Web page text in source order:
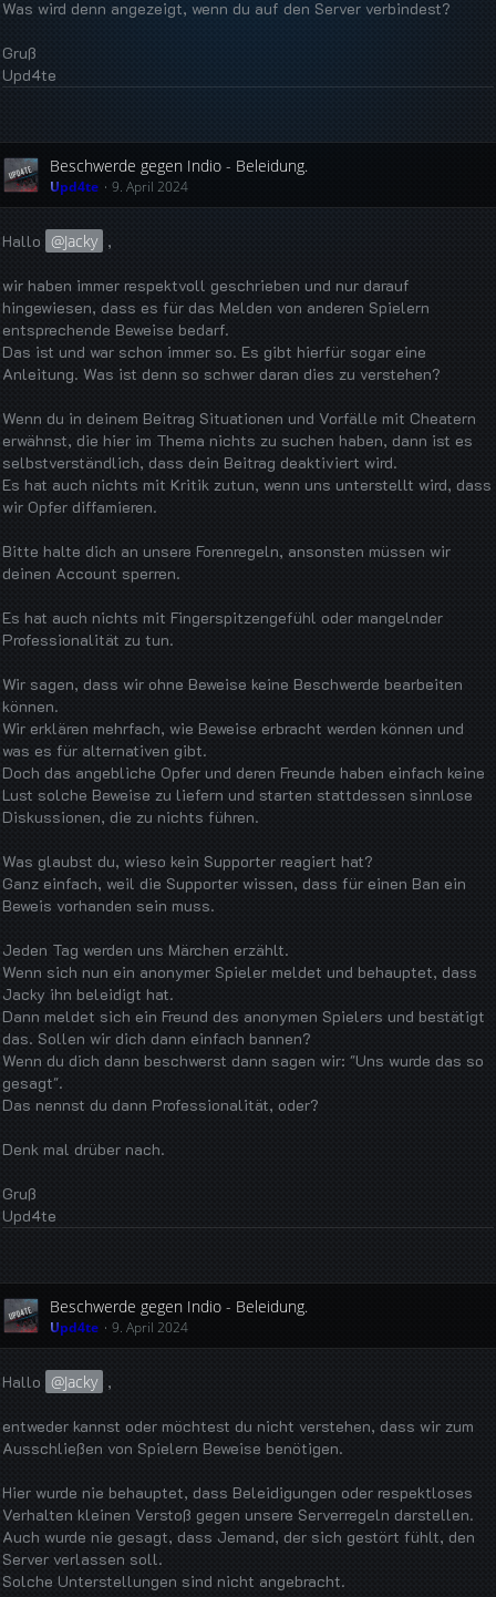
Was wird denn angezeigt, wenn du auf den Server verbindest?
Gruß
Upd4te
Beschwerde gegen Indio - Beleidung.
Upd4te 9. April 2024
Hallo Jacky ,
wir haben immer respektvoll geschrieben und nur darauf
hingewiesen, dass es für das Melden von anderen Spielern
entsprechende Beweise bedarf.
Das ist und war schon immer so. Es gibt hierfür sogar eine
Anleitung. Was ist denn so schwer daran dies zu verstehen?
Wenn du in deinem Beitrag Situationen und Vorfälle mit Cheatern
erwähnst, die hier im Thema nichts zu suchen haben, dann ist es
selbstverständlich, dass dein Beitrag deaktiviert wird.
Es hat auch nichts mit Kritik zutun, wenn uns unterstellt wird, dass
wir Opfer diffamieren.
Bitte halte dich an unsere Forenregeln, ansonsten müssen wir
deinen Account sperren.
Es hat auch nichts mit Fingerspitzengefühl oder mangelnder
Professionalität zu tun.
Wir sagen, dass wir ohne Beweise keine Beschwerde bearbeiten
können.
Wir erklären mehrfach, wie Beweise erbracht werden können und
was es für alternativen gibt.
Doch das angebliche Opfer und deren Freunde haben einfach keine
Lust solche Beweise zu liefern und starten stattdessen sinnlose
Diskussionen, die zu nichts führen.
Was glaubst du, wieso kein Supporter reagiert hat?
Ganz einfach, weil die Supporter wissen, dass für einen Ban ein
Beweis vorhanden sein muss.
Jeden Tag werden uns Märchen erzählt.
Wenn sich nun ein anonymer Spieler meldet und behauptet, dass
Jacky ihn beleidigt hat.
Dann meldet sich ein Freund des anonymen Spielers und bestätigt
das. Sollen wir dich dann einfach bannen?
Wenn du dich dann beschwerst dann sagen wir: "Uns wurde das so
gesagt".
Das nennst du dann Professionalität, oder?
Denk mal drüber nach.
Gruß
Upd4te
Beschwerde gegen Indio - Beleidung.
Upd4te 9. April 2024
Hallo Jacky ,
entweder kannst oder möchtest du nicht verstehen, dass wir zum
Ausschließen von Spielern Beweise benötigen.
Hier wurde nie behauptet, dass Beleidigungen oder respektloses
Verhalten kleinen Verstoß gegen unsere Serverregeln darstellen.
Auch wurde nie gesagt, dass Jemand, der sich gestört fühlt, den
Server verlassen soll.
Solche Unterstellungen sind nicht angebracht.